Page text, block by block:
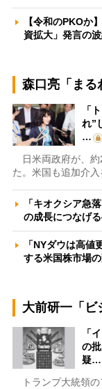
【令和のPKOか
資拡大」発言の
森口亮「まる
「
れ”
…
日米両政府が、約
た。米国も追加介
「キオクシア急
の成長につなげ
「NYダウは高
する米国株市場
大前研一「ビ
「
の
疑…
トランプ大統領の